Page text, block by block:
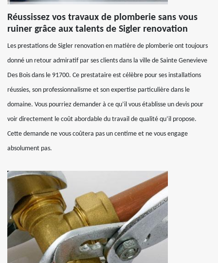
Réussissez vos travaux de plomberie sans vous
ruiner grâce aux talents de Sigler renovation
Les prestations de Sigler renovation en matière de plomberie ont toujours
donné un retour admiratif par ses clients dans la ville de Sainte Genevieve
Des Bois dans le 91700. Ce prestataire est célèbre pour ses installations
réussies, son professionnalisme et son expertise particulière dans le
domaine. Vous pourriez demander à ce qu’il vous établisse un devis pour
voir directement le coût abordable du travail de qualité qu’il propose.
Cette demande ne vous coûtera pas un centime et ne vous engage
absolument pas.